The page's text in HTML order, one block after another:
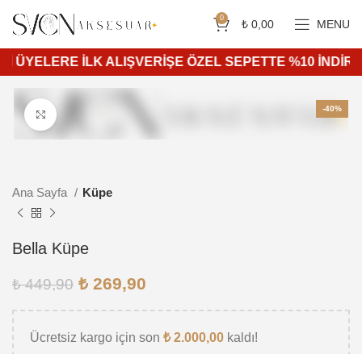
0 ₺ 0,00 MENU
İLK ALIŞVERİŞE ÖZEL SEPETTE %10
-40%
Ana Sayfa Küpe
Bella Küpe
₺449,90 ₺ 269,90
Ücretsiz kargo için son ₺2.000,00 kaldı!
Siparişleriniz 4 iş günü içerisinde kargoya teslim edilir. 750 ₺ ve üzeri ücretsiz kargo.